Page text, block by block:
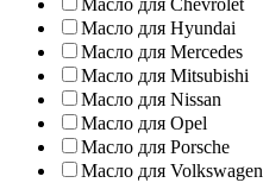
Масло для Chevrolet
Масло для Hyundai
Масло для Mercedes
Масло для Mitsubishi
Масло для Nissan
Масло для Opel
Масло для Porsche
Масло для Volkswagen